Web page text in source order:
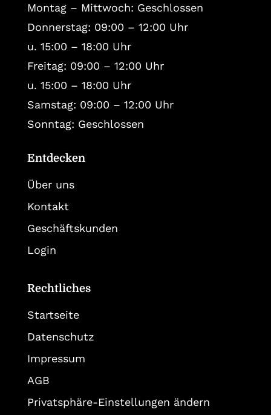
Montag – Mittwoch: Geschlossen
Donnerstag: 09:00 – 12:00 Uhr
u. 15:00 – 18:00 Uhr
Freitag: 09:00 – 12:00 Uhr
u. 15:00 – 18:00 Uhr
Samstag: 09:00 – 12:00 Uhr
Sonntag: Geschlossen
Entdecken
Über uns
Kontakt
Geschäftskunden
Login
Rechtliches
Startseite
Datenschutz
Impressum
AGB
Privatsphäre-Einstellungen ändern